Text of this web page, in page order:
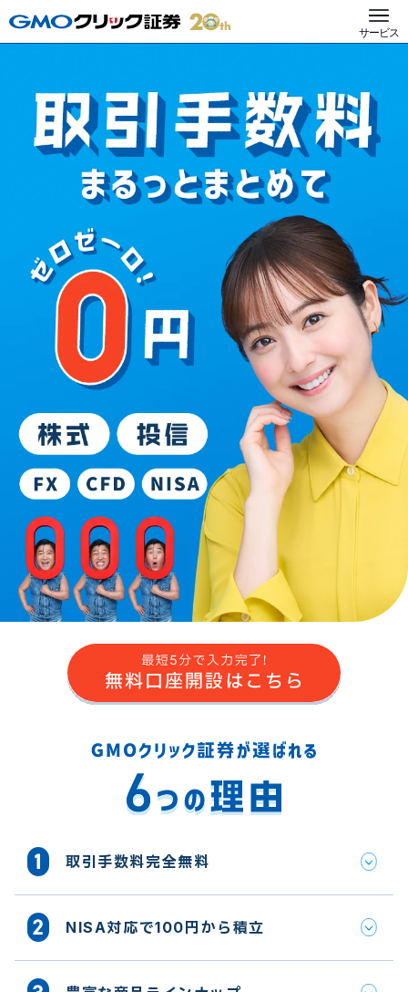
サービス
CFD
株式
取引手数料完全無料
NISA対応で100円から積立